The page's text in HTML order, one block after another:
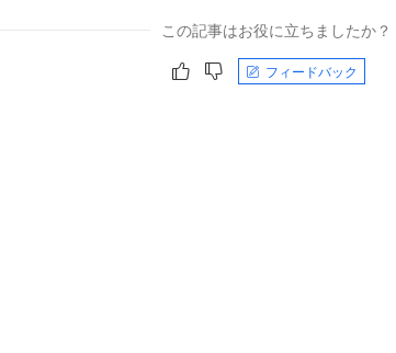
この記事はお役に立ちましたか？
フィードバック